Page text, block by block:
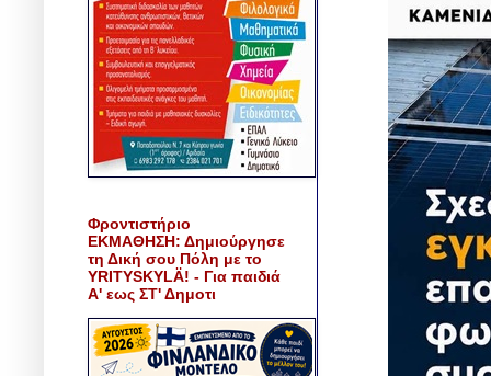
Φροντιστήριο
ΕΚΜΑΘΗΣΗ: Δημιούργησε
τη Δική σου Πόλη με το
YRITYSKYLÄ! - Για παιδιά
Α' εως ΣΤ' Δημοτι